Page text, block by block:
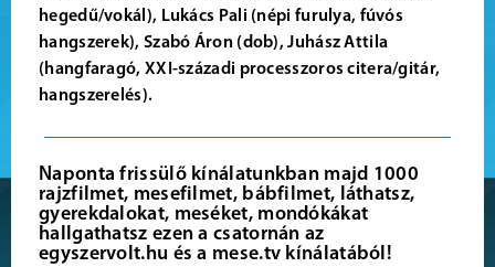
hegedű/vokál), Lukács Pali (népi furulya, fúvós
hangszerek), Szabó Áron (dob), Juhász Attila
(hangfaragó, XXI-századi processzoros citera/gitár,
hangszerelés).
Naponta frissülő kínálatunkban majd 1000
rajzfilmet, mesefilmet, bábfilmet, láthatsz,
gyerekdalokat, meséket, mondókákat
hallgathatsz ezen a csatornán az
egyszervolt.hu és a mese.tv kínálatából!